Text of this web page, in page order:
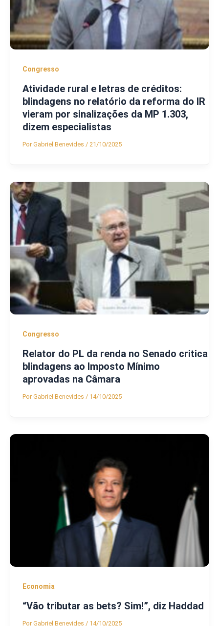
Congresso
Atividade rural e letras de créditos:
blindagens no relatório da reforma do IR
vieram por sinalizações da MP 1.303,
dizem especialistas
PorGabriel Benevides / 21/10/2025
Congresso
Relator do PL da renda no Senado critica
blindagens ao Imposto Mínimo
aprovadas na Câmara
PorGabriel Benevides / 14/10/2025
Economia
“Vão tributar as bets? Sim!”, diz Haddad
PorGabriel Benevides / 14/10/2025